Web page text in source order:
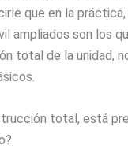
que en la
ampliados son los
total de la unidad,
total, está